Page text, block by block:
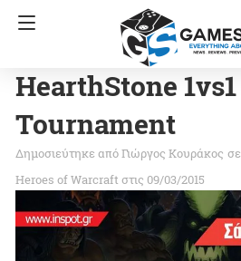
HearthStone 1vs1
Tournament
Γιώργος Κουράκος σε
Heroes of Warcraft στις 09/03/2015